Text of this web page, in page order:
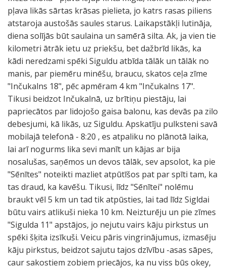
pļava likās sārtas krāsas pielieta, jo katrs rasas piliens
atstaroja austošās saules starus. Laikapstākļi lutināja,
diena solījās būt saulaina un samērā silta. Ak, ja vien tie
kilometri ātrāk ietu uz priekšu, bet dažbrīd likās, ka
kādi neredzami spēki Siguldu atbīda tālāk un tālāk no
manis, par piemēru minēšu, braucu, skatos ceļa zīme
"Inčukalns 18", pēc apmēram 4 km "Inčukalns 17".
Tikusi beidzot Inčukalnā, uz brītiņu piestāju, lai
papriecātos par lidojošo gaisa balonu, kas devās pa zilo
debesjumi, kā likās, uz Siguldu. Apskatīju pulksteni savā
mobilajā telefonā - 8:20 , es atpaliku no plānotā laika,
lai arī nogurms lika sevi manīt un kājas ar bija
nosalušas, saņēmos un devos tālāk, sev apsolot, ka pie
"Sēnītes" noteikti mazliet atpūtīšos pat par spīti tam, ka
tas draud, ka kavēšu. Tikusi, līdz "Sēnītei" nolēmu
braukt vēl 5 km un tad tik atpūsties, lai tad līdz Sigldai
būtu vairs atlikuši nieka 10 km. Neizturēju un pie zīmes
"Sigulda 11" apstājos, jo nejutu vairs kāju pirkstus un
spēki šķita izsīkuši. Veicu pāris vingrinājumus, izmasēju
kāju pirkstus, beidzot sajutu tajos dzīvību -asas sāpes,
caur sakostiem zobiem priecājos, ka nu viss būs okey,